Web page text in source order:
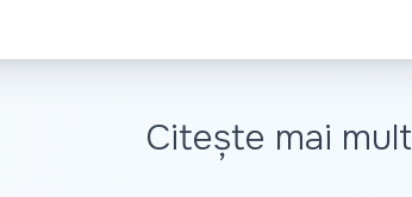
Citește mai mult